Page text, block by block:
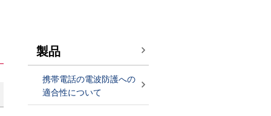
製品
携帯電話の電波防護への
適合性について